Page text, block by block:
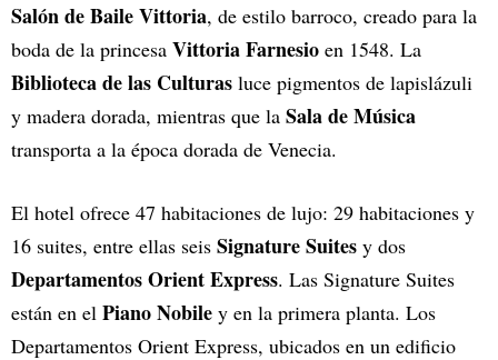
Salón de Baile Vittoria, de estilo barroco, creado para la
boda de la princesa Vittoria Farnesio en 1548. La
Biblioteca de las Culturas luce pigmentos de lapislázuli
y madera dorada, mientras que la Sala de Música
transporta a la época dorada de Venecia.
El hotel ofrece 47 habitaciones de lujo: 29 habitaciones y
16 suites, entre ellas seis Signature Suites y dos
Departamentos Orient Express. Las Signature Suites
están en el Piano Nobile y en la primera planta. Los
Departamentos Orient Express, ubicados en un edificio